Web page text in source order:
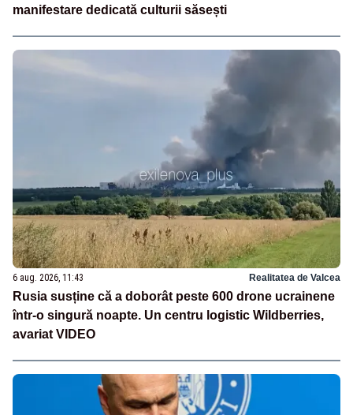
manifestare dedicată culturii săsești
6 aug. 2026, 11:43 Realitatea de Valcea
Rusia susține că a doborât peste 600 drone ucrainene
într-o singură noapte. Un centru logistic Wildberries,
avariat VIDEO